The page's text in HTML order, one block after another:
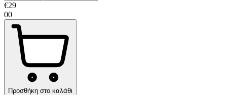
€29
00
Προσθήκη στο καλάθι